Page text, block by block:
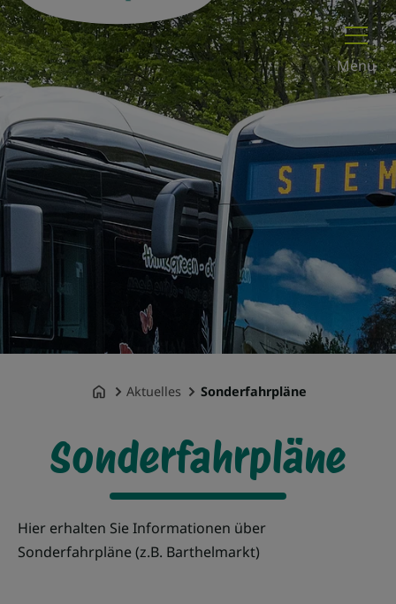
Menü
Sonderfahrpläne
Aktuelles
Sonderfahrpläne
Hier erhalten Sie Informationen über
Sonderfahrpläne (z.B. Barthelmarkt)